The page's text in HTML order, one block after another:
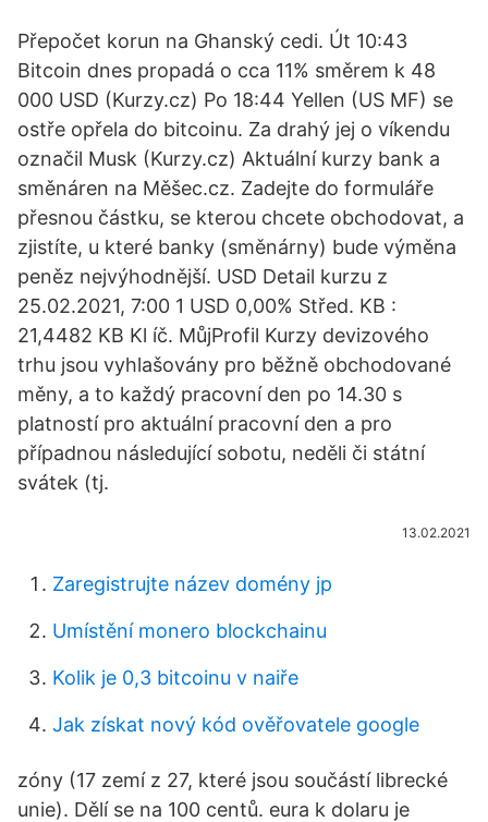
Přepočet korun na Ghanský cedi. Út 10:43
Bitcoin dnes propadá o cca 11% směrem k 48
000 USD (Kurzy.cz) Po 18:44 Yellen (US MF) se
ostře opřela do bitcoinu. Za drahý jej o víkendu
označil Musk (Kurzy.cz) Aktuální kurzy bank a
směnáren na Měšec.cz. Zadejte do formuláře
přesnou částku, se kterou chcete obchodovat, a
zjistíte, u které banky (směnárny) bude výměna
peněz nejvýhodnější. USD Detail kurzu z
25.02.2021, 7:00 1 USD 0,00% Střed. KB :
21,4482 KB Kl íč. MůjProfil Kurzy devizového
trhu jsou vyhlašovány pro běžně obchodované
měny, a to každý pracovní den po 14.30 s
platností pro aktuální pracovní den a pro
případnou následující sobotu, neděli či státní
svátek (tj.
13.02.2021
Zaregistrujte název domény jp
Umístění monero blockchainu
Kolik je 0,3 bitcoinu v naiře
Jak získat nový kód ověřovatele google
zóny (17 zemí z 27, které jsou součástí librecké
unie). Dělí se na 100 centů. eura k dolaru je